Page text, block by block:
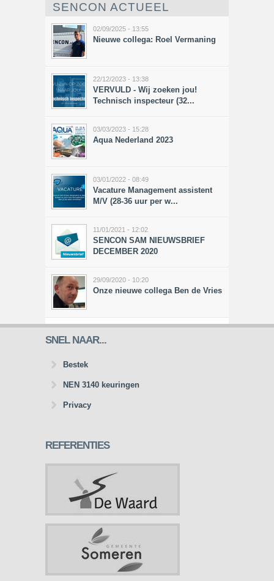
SENCON ACTUEEL
02/09/2025 - 13:55
Nieuwe collega: Roel Vermaning
22/12/2023 - 13:38
VERVULD - Wij zoeken jou!
Technisch inspecteur (32...
03/03/2023 - 15:28
Aqua Nederland 2023
03/01/2022 - 08:49
Vacature Management assistent
M/V (28-36 uur per w...
11/01/2021 - 12:02
SENCON SAM NIEUWSBRIEF
DECEMBER 2020
29/09/2020 - 10:20
Onze nieuwe collega Ben de Vries
SNEL NAAR...
Bestek
NEN 3140 keuringen
Privacy
REFERENTIES